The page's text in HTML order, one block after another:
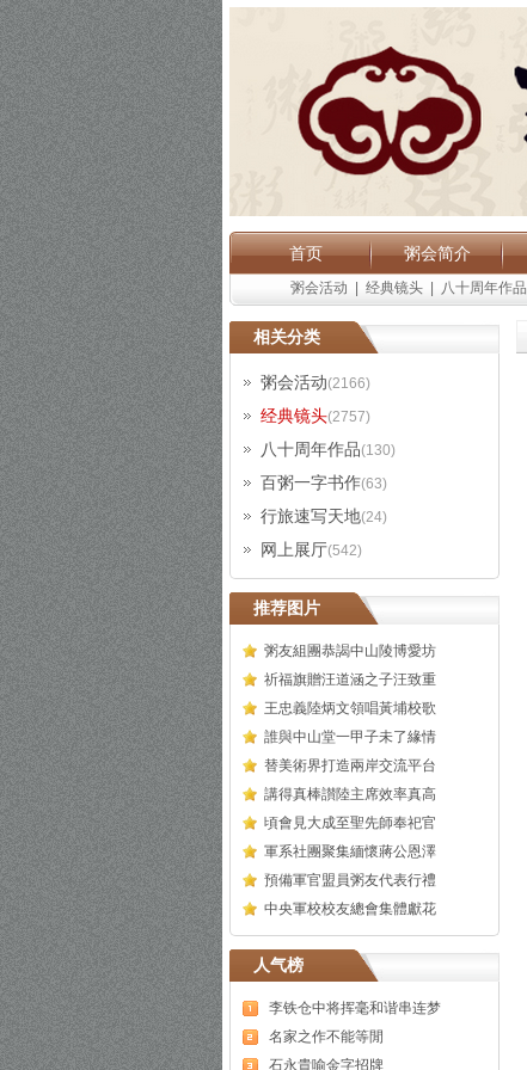
首页 粥会简介
粥会活动 经典镜头 八十周年作品
相关分类
粥会活动(2166)
经典镜头(2757)
八十周年作品(130)
百粥一字书作(63)
行旅速写天地(24)
网上展厅(542)
推荐图片
粥友組團恭謁中山陵博愛坊
祈福旗贈汪道涵之子汪致重
王忠義陸炳文領唱黃埔校歌
誰與中山堂一甲子未了緣情
替美術界打造兩岸交流平台
講得真棒讃陸主席效率真高
頃會見大成至聖先師奉祀官
軍系社團聚集緬懷蔣公恩澤
預備軍官盟員粥友代表行禮
中央軍校校友總會集體獻花
人气榜
李铁仓中将挥毫和谐串连梦
名家之作不能等閒
石永貴喻金字招牌